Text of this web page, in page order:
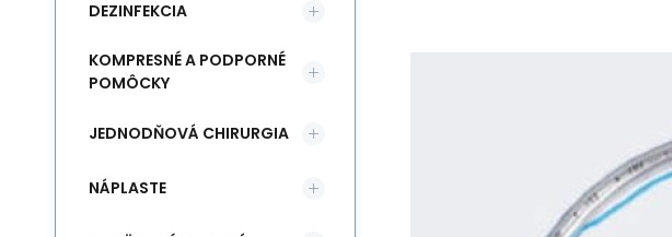
DEZINFEKCIA
KOMPRESNÉ A PODPORNÉ
POMÔCKY
JEDNODŇOVÁ CHIRURGIA
NÁPLASTE